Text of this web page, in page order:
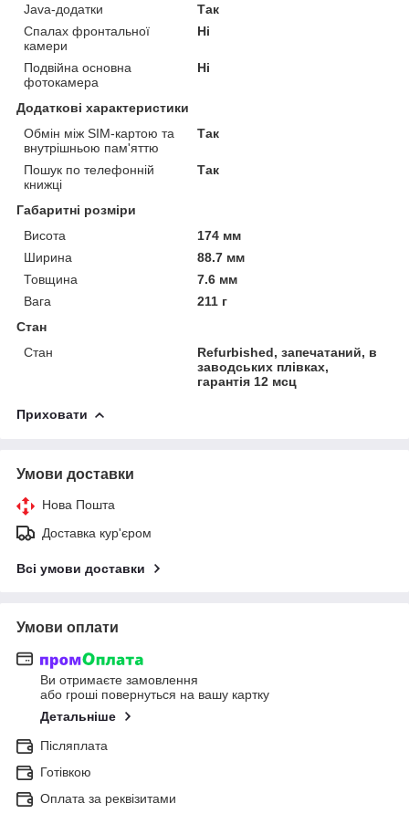
Java-додатки
Так
Спалах фронтальної
камери
Ні
Подвійна основна
фотокамера
Ні
Додаткові характеристики
Обмін між SIM-картою та
внутрішньою пам'яттю
Так
Пошук по телефонній
книжці
Так
Габаритні розміри
Висота
174 мм
Ширина
88.7 мм
Товщина
7.6 мм
Вага
211 г
Стан
Стан
Refurbіshed, запечатаний, в
заводських плівках,
гарантія 12 мсц
Приховати
Умови доставки
Нова Пошта
Доставка кур'єром
Всі умови доставки
Умови оплати
Ви отримаєте замовлення
або гроші повернуться на вашу картку
Детальніше
Післяплата
Готівкою
Оплата за реквізитами